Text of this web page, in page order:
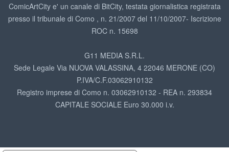
ComicArtCity e' un canale di BitCity, testata giornalistica registrata
presso il tribunale di Como , n. 21/2007 del 11/10/2007- Iscrizione
ROC n. 15698
G11 MEDIA S.R.L.
Sede Legale Via NUOVA VALASSINA, 4 22046 MERONE (CO)
P.IVA/C.F.03062910132
Registro imprese di Como n. 03062910132 - REA n. 293834
CAPITALE SOCIALE Euro 30.000 i.v.